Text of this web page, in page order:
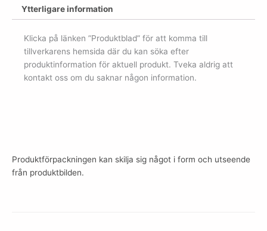
Ytterligare information
Klicka på länken ”Produktblad” för att komma till
tillverkarens hemsida där du kan söka efter
produktinformation för aktuell produkt. Tveka aldrig att
kontakt oss om du saknar någon information.
Produktförpackningen kan skilja sig något i form och utseende
från produktbilden.